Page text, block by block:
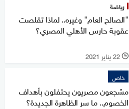
رياضة
"الصالح العام" وغيره.. لماذا تقلصت
عقوبة حارس الأهلي المصري؟
l 22 يناير 2021
خاص
مشجعون مصريون يحتفلون بأهداف
الخصوم.. ما سر الظاهرة الجديدة؟